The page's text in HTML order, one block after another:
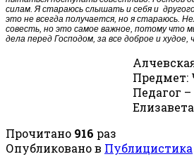
силам. Я стараюсь слышать и себя и
это не всегда получается, но я стараюсь.
совесть, но это самое важное, потому что
дела перед Господом, за все доброе и
Предмет:
Педагог
Прочитано 916 раз
Опубликовано в Публицистика